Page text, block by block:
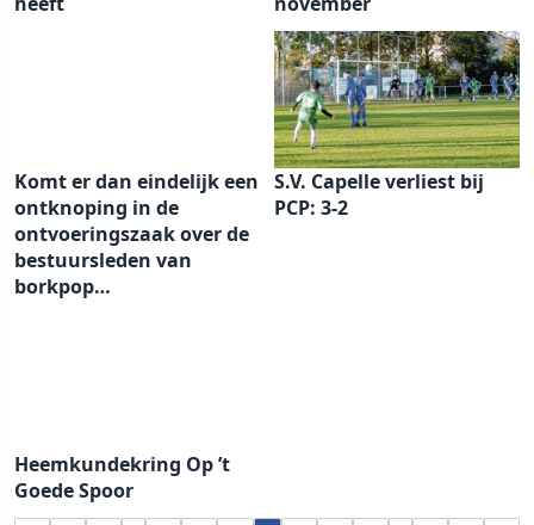
Komt er dan eindelijk een
ontknoping in de
ontvoeringszaak over de
bestuursleden van
borkpop…
S.V. Capelle verliest bij
PCP: 3-2
Heemkundekring Op ’t
Goede Spoor